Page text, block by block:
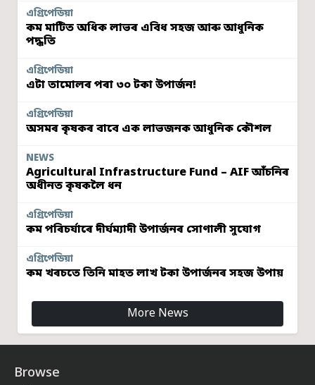
এগ্ৰিপেডিয়া
কম মাটিত অধিক লাভৰ এবিধ সহজ আৰু আধুনিক
পদ্ধতি
এগ্ৰিপেডিয়া
এটা তামোলৰ পৰা ৩০ টকা উপাৰ্জন!
এগ্ৰিপেডিয়া
অসমৰ কৃষকৰ বাবে এক লাভজনক আধুনিক কৌশল
NEWS
Agricultural Infrastructure Fund – AIF আঁচনিৰ
অধীনত কৃষকলৈ ধন
এগ্ৰিপেডিয়া
কম পৰিচৰ্যাৰে দীৰ্ঘম্যাদী উপাৰ্জনৰ সোণালী সুযোগ
এগ্ৰিপেডিয়া
কম খৰচতে তিনি মাহত লাখ টকা উপাৰ্জনৰ সহজ উপায়
More News
Browse